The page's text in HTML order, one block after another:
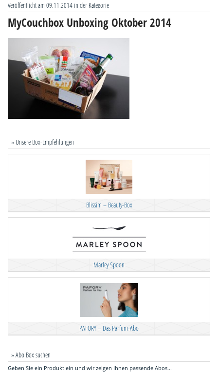
Veröffentlicht am 09.11.2014 in der Kategorie
MyCouchbox Unboxing Oktober 2014
» Unsere Box-Empfehlungen
Blissim – Beauty-Box
Marley Spoon
PAFORY – Das Parfüm-Abo
» Abo Box suchen
Geben Sie ein Produkt ein und wir zeigen Ihnen passende Abos...